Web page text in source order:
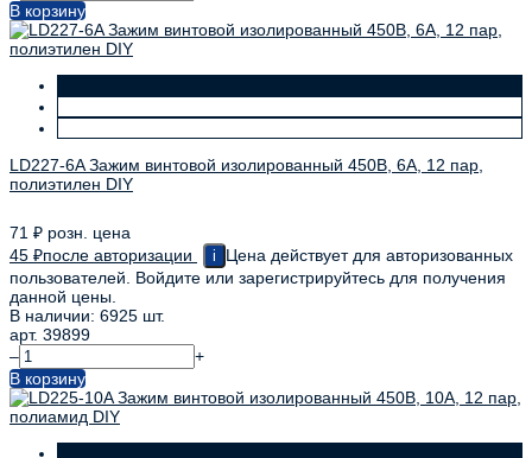
В корзину
LD227-6A Зажим винтовой изолированный 450В, 6А, 12 пар,
полиэтилен DIY
71 ₽ розн. цена
45 ₽после авторизации i
Цена действует для авторизованных
пользователей. Войдите или зарегистрируйтесь для получения
данной цены.
В наличии: 6925 шт.
арт. 39899
–
+
В корзину